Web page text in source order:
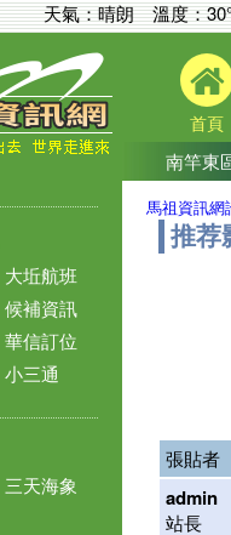
天氣：晴朗 溫度：
首頁
南竿東
大坵航班
候補資訊
華信訂位
小三通
三天海象
馬祖資訊網
推荐
張貼者
admin
站長